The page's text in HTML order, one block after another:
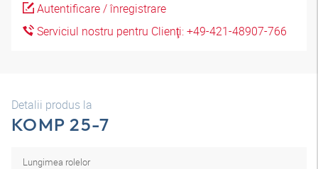
Autentificare / înregistrare
Serviciul nostru pentru Clienţi: +49-421-48907-766
Detalii produs la
KOMP 25-7
Lungimea rolelor